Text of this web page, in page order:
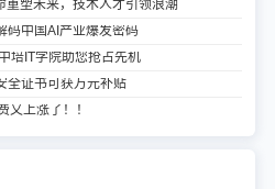
重塑未来，技术人才引领浪潮
中国AI产业爆发密码
培IT学院助您抢占先机
全证书可获万元补贴
又上涨了！！